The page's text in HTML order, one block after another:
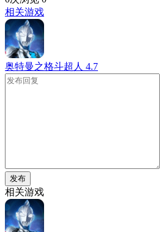
相关游戏
奥特曼之格斗超人 4.7
发布
相关游戏